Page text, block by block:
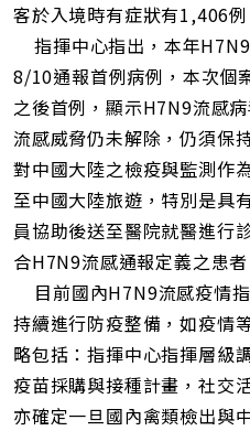
客於入境時有症狀有1,406
指揮中心指出，本年
8/10通報首例病例，本次個
之後首例，顯示H7N9流感
流感威脅仍未解除，仍須保
對中國大陸之檢疫與監測作
至中國大陸旅遊，特別是具
員協助後送至醫院就醫進行
合H7N9流感通報定義之患
目前國內H7N9流感疫情
持續進行防疫整備，如疫情
略包括：指揮中心指揮層級
疫苗採購與接種計畫，社交
亦確定一旦國內禽類檢出與